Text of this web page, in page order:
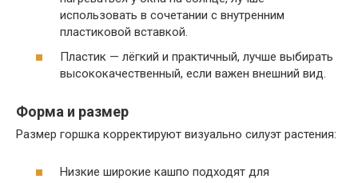
использовать в сочетании с внутренним
пластиковой вставкой.
Пластик — лёгкий и практичный, лучше выбирать
высококачественный, если важен внешний вид.
Форма и размер
Размер горшка корректируют визуально силуэт растения:
Низкие широкие кашпо подходят для